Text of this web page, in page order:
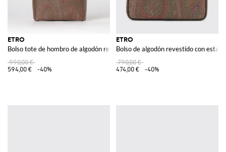
ETRO
Bolso tote de hombro de algodón revestido con estampado paisley
990,00 €
594,00 €
-40%
ETRO
Bolso de algodón revestido con
790,00 €
474,00 €
-40%